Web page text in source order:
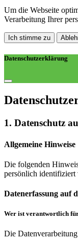
Um die Webseite
Verarbeitung Ihrer
Ich stimme zu
Datenschutzerklärung
1. Datenschutz
Allgemeine Hinweise
Die folgenden
persönlich identifiziert
Datenerfassung auf
Wer ist verantwortlich für
Die